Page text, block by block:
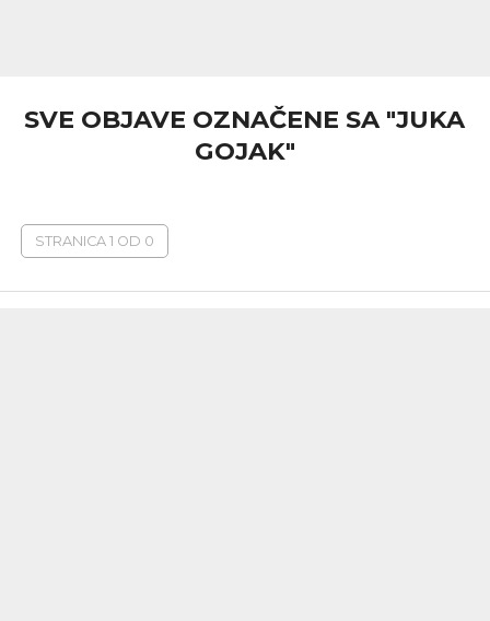
SVE OBJAVE OZNAČENE SA "JUKA
GOJAK"
STRANICA 1 OD 0